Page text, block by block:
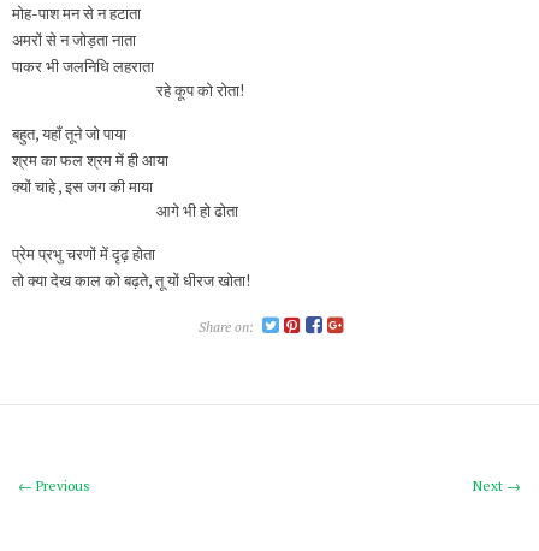
मोह-पाश मन से न हटाता
अमरों से न जोड़ता नाता
पाकर भी जलनिधि लहराता
रहे कूप को रोता!
बहुत, यहाँ तूने जो पाया
श्रम का फल श्रम में ही आया
क्यों चाहे , इस जग की माया
आगे भी हो ढोता
प्रेम प्रभु चरणों में दृढ़ होता
तो क्या देख काल को बढ़ते, तू यों धीरज खोता!
Share on:
Next →
← Previous